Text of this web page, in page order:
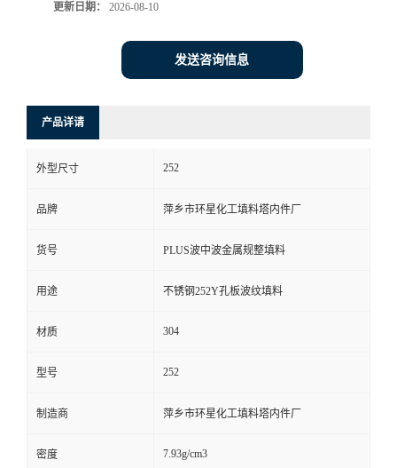
更新日期： 2026-08-10
发送咨询信息
产品详请
外型尺寸 252
品牌 萍乡市环星化工填料塔内件厂
货号 PLUS波中波金属规整填料
用途 不锈钢252Y孔板波纹填料
材质 304
型号 252
制造商 萍乡市环星化工填料塔内件厂
密度 7.93g/cm3